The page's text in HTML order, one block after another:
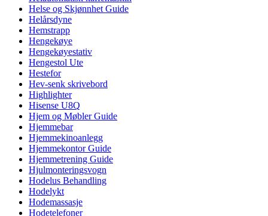
Helse og Skjønnhet Guide
Helårsdyne
Hemstrapp
Hengekøye
Hengekøyestativ
Hengestol Ute
Hestefor
Hev-senk skrivebord
Highlighter
Hisense U8Q
Hjem og Møbler Guide
Hjemmebar
Hjemmekinoanlegg
Hjemmekontor Guide
Hjemmetrening Guide
Hjulmonteringsvogn
Hodelus Behandling
Hodelykt
Hodemassasje
Hodetelefoner